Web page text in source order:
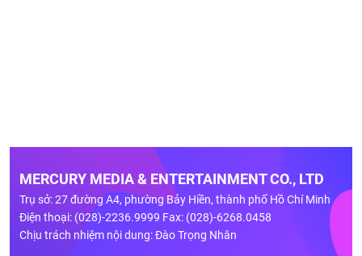
MERCURY MEDIA & ENTERTAINMENT CO., LTD
Trụ sở: 27 đường A4, phường Bảy Hiền, thành phố Hồ Chí Minh
Điện thoại: (028)-2236.9999 Fax: (028)-6268.0458
Chịu trách nhiệm nội dung: Đào Trọng Nhân